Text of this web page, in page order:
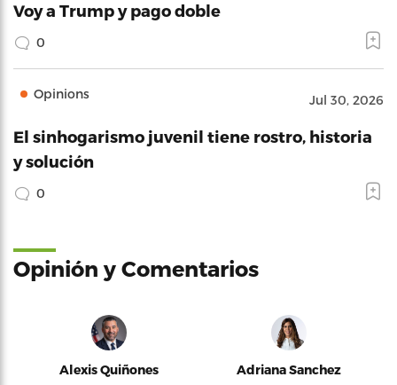
Voy a Trump y pago doble
0
Opinions Jul 30, 2026
El sinhogarismo juvenil tiene rostro, historia
y solución
0
Opinión y Comentarios
Alexis Quiñones Adriana Sanchez